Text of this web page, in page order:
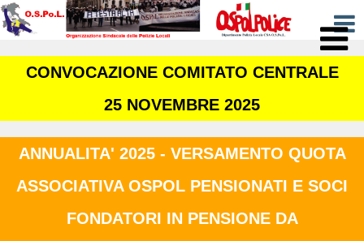
CONVOCAZIONE COMITATO CENTRALE
25 NOVEMBRE 2025
ANNUALITA' 2025 - VERSAMENTO QUOTA
ASSOCIATIVA OSPOL PENSIONATI E SOCI
FONDATORI IN PENSIONE DA